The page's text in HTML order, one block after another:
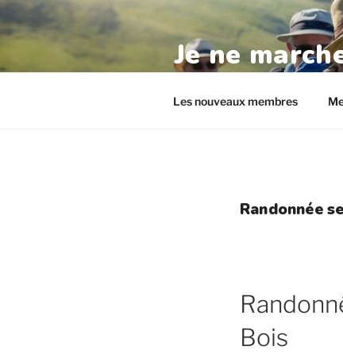
Aller
au
principal
Je ne
Les nouveaux membres
Randonnée
Bois